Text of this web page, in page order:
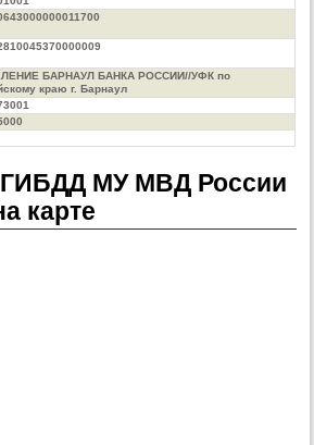
БАРНАУЛ БАНКА РОССИИ//УФК по
краю г. Барнаул
МУ МВД России
карте